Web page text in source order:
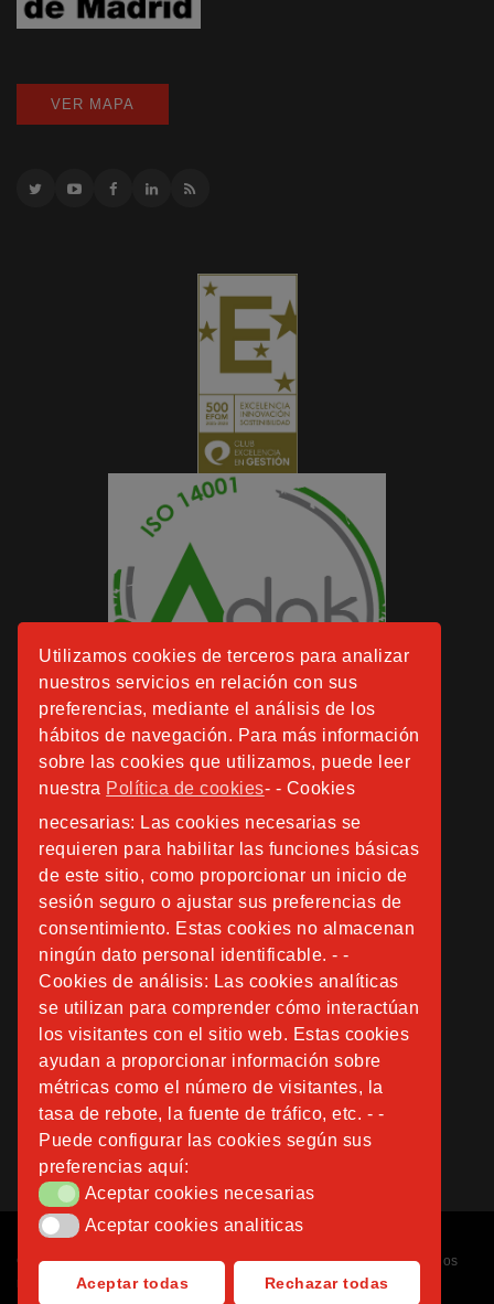
Utilizamos cookies de terceros para analizar
nuestros servicios en relación con sus
preferencias, mediante el análisis de los
hábitos de navegación. Para más información
sobre las cookies que utilizamos, puede leer
nuestra Política de cookies- - Cookies
necesarias: Las cookies necesarias se
requieren para habilitar las funciones básicas
de este sitio, como proporcionar un inicio de
sesión seguro o ajustar sus preferencias de
consentimiento. Estas cookies no almacenan
ningún dato personal identificable. - -
Cookies de análisis: Las cookies analíticas
se utilizan para comprender cómo interactúan
los visitantes con el sitio web. Estas cookies
ayudan a proporcionar información sobre
métricas como el número de visitantes, la
tasa de rebote, la fuente de tráfico, etc. - -
Puede configurar las cookies según sus
preferencias aquí:
Aceptar cookies necesarias
Aceptar cookies necesarias
Aceptar cookies analiticas
Aceptar cookies analiticas
Aceptar todas Rechazar todas
VER MAPA
Copyright © 2026Fundación Instituto San José. Todos los derechos
reservados.